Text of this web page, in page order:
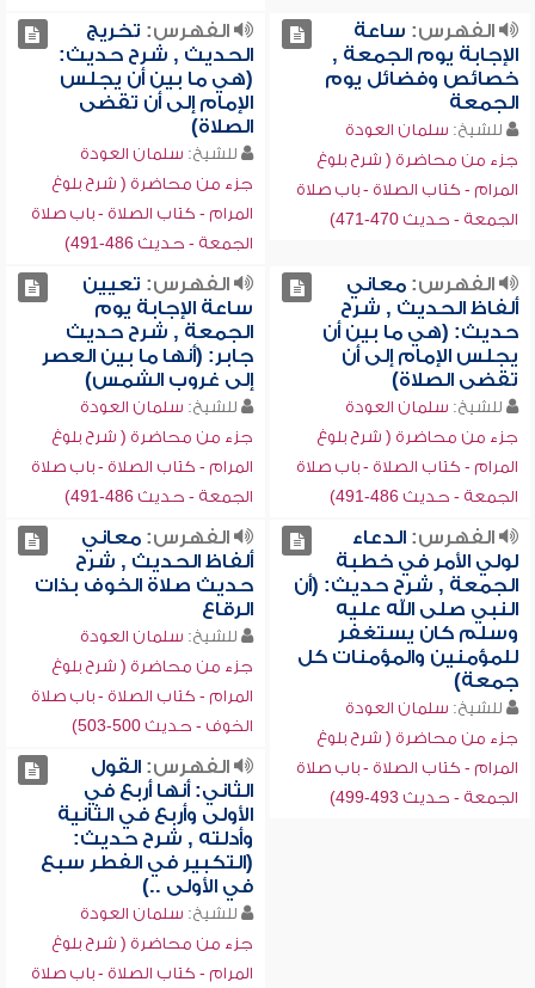
الفهرس: ساعة
الإجابة يوم الجمعة ,
خصائص وفضائل يوم
الجمعة
للشيخ: سلمان العودة
جزء من محاضرة ( شرح بلوغ
المرام - كتاب الصلاة - باب صلاة
الجمعة - حديث 470-471)
الفهرس: تخريج
الحديث , شرح حديث:
(هي ما بين أن يجلس
الإمام إلى أن تقضى
الصلاة)
للشيخ: سلمان العودة
جزء من محاضرة ( شرح بلوغ
المرام - كتاب الصلاة - باب صلاة
الجمعة - حديث 486-491)
الفهرس:معاني
ألفاظ الحديث , شرح
حديث: (هي ما بين أن
يجلس الإمام إلى أن
تقضى الصلاة)
للشيخ: سلمان العودة
جزء من محاضرة ( شرح بلوغ
المرام - كتاب الصلاة - باب صلاة
الجمعة - حديث 486-491)
الفهرس: تعيين
ساعة الإجابة يوم
الجمعة , شرح حديث
جابر: (أنها ما بين العصر
إلى غروب الشمس)
للشيخ: سلمان العودة
جزء من محاضرة ( شرح بلوغ
المرام - كتاب الصلاة - باب صلاة
الجمعة - حديث 486-491)
الفهرس:الدعاء
لولي الأمر في خطبة
الجمعة , شرح حديث: (أن
النبي صلى الله عليه
وسلم كان يستغفر
للمؤمنين والمؤمنات كل
جمعة)
للشيخ: سلمان العودة
جزء من محاضرة ( شرح بلوغ
المرام - كتاب الصلاة - باب صلاة
الجمعة - حديث 493-499)
الفهرس:معاني
ألفاظ الحديث , شرح
حديث صلاة الخوف بذات
الرقاع
للشيخ: سلمان العودة
جزء من محاضرة ( شرح بلوغ
المرام - كتاب الصلاة - باب صلاة
الخوف - حديث 500-503)
الفهرس:القول
الثاني: أنها أربع في
الأولى وأربع في الثانية
وأدلته , شرح حديث:
(التكبير في الفطر سبع
في الأولى ..)
للشيخ: سلمان العودة
جزء من محاضرة ( شرح بلوغ
المرام - كتاب الصلاة - باب صلاة